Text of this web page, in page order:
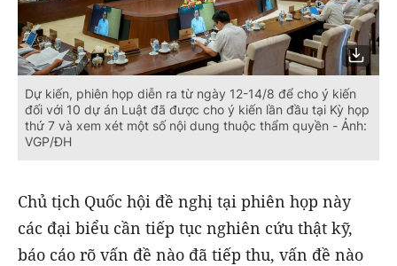
Dự kiến, phiên họp diễn ra từ ngày 12-14/8 để cho ý kiến
đối với 10 dự án Luật đã được cho ý kiến lần đầu tại Kỳ họp
thứ 7 và xem xét một số nội dung thuộc thẩm quyền - Ảnh:
VGP/ĐH
Chủ tịch Quốc hội đề nghị tại phiên họp này
các đại biểu cần tiếp tục nghiên cứu thật kỹ,
báo cáo rõ vấn đề nào đã tiếp thu, vấn đề nào